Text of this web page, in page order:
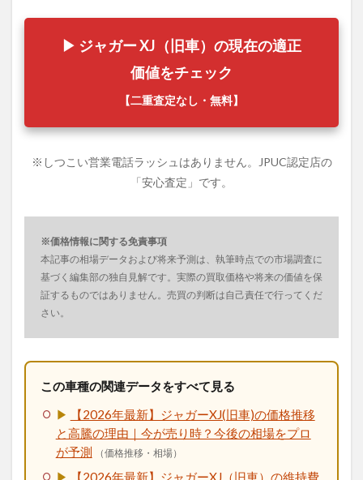
▶ ジャガー XJ（旧車）の現在の適正
価値をチェック
【二重査定なし・無料】
※しつこい営業電話ラッシュはありません。JPUC認定店の
「安心査定」です。
※価格情報に関する免責事項
本記事の相場データおよび将来予測は、執筆時点での市場調査に
基づく編集部の独自見解です。実際の買取価格や将来の価値を保
証するものではありません。売買の判断は自己責任で行ってくだ
さい。
この車種の関連データをすべて見る
▶
【2026年最新】ジャガーXJ(旧車)の価格推移
と高騰の理由｜今が売り時？今後の相場をプロ
が予測
（価格推移・相場）
▶ 【2026年最新】ジャガーXJ（旧車）の維持費